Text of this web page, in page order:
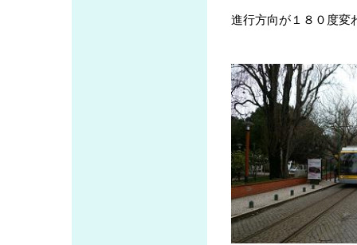
進行方向が１８０度変